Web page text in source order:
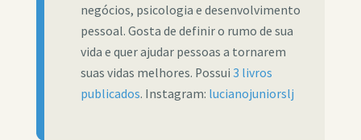
negócios, psicologia e desenvolvimento
pessoal. Gosta de definir o rumo de sua
vida e quer ajudar pessoas a tornarem
suas vidas melhores. Possui 3 livros
publicados. Instagram: lucianojuniorslj